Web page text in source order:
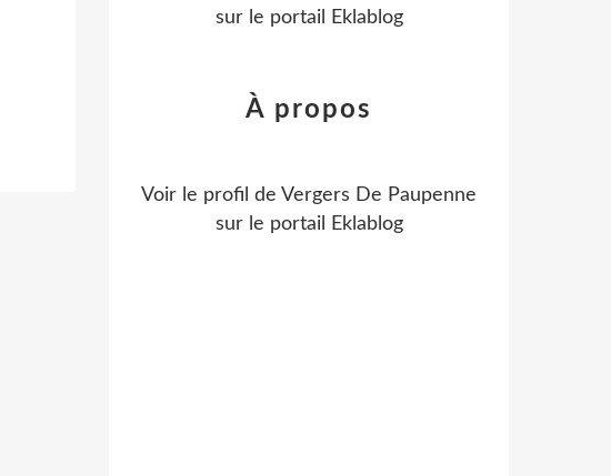
sur le portail Eklablog
À propos
Voir le profil de Vergers De Paupenne
sur le portail Eklablog